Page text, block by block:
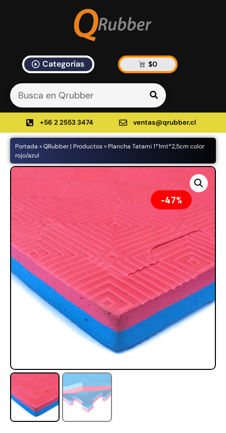
Categorías $0
+56 2 2553 3474 ventas@qrubber.cl
Portada »QRubber | Productos» Plancha Tatami 1*1mt*2,5cm color
rojo/azul
47%
Artículos Blog
535 results found in 10ms
Filtrar
Productos
Rampa Móvil Hidráulica
carga 10ton
$22.711.412
11.790.000
Agregar al carrito
Juego Modular 35
QplayGround
$5.926.486
Leer más